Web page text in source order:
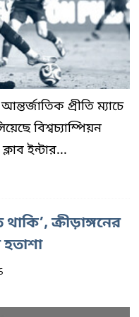
প্রীতি ম্যাচে
বিশ্বচ্যাম্পিয়ন
ইন্টার...
ক্রীড়াঙ্গনের
হতাশা